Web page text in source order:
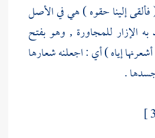
إلينا حقوه ) هي في الأصل
به الإزار للمجاورة , وهو بفتح
إياه ) أي : اجعلنه شعارها
.